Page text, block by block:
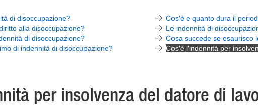
di disoccupazione?
alla disoccupazione?
di disoccupazione?
di indennità di disoccupazione?
Cos'è e quanto dura il
Le indennità di
Cosa succede se esaurisco
Cos'è l'indennità per
per insolvenza del datore di